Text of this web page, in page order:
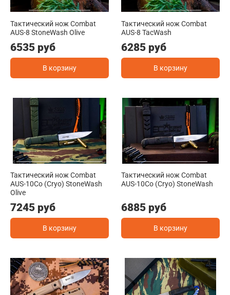
Тактический нож Combat
AUS-8 StoneWash Olive
6535 руб
В корзину
Тактический нож Combat
AUS-8 TacWash
6285 руб
В корзину
Тактический нож Combat
AUS-10Co (Cryo) StoneWash
Olive
7245 руб
В корзину
Тактический нож Combat
AUS-10Co (Cryo) StoneWash
6885 руб
В корзину